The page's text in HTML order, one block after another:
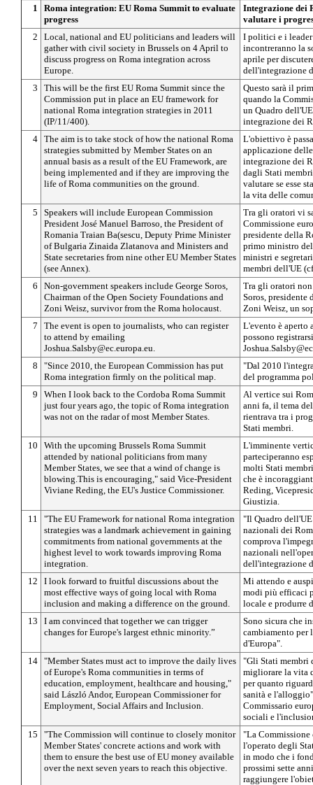
1
Roma integration: EU Roma Summit to evaluate
progress
Integrazione dei
valutare i
2
Local, national and EU politicians and leaders will
gather with civil society in Brussels on 4 April to
discuss progress on Roma integration across
Europe.
I politici e i
incontreranno la
aprile per
dell'integrazione
3
This will be the first EU Roma Summit since the
Commission put in place an EU framework for
national Roma integration strategies in 2011
(IP/11/400).
Questo sarà il
quando la
un Quadro
integrazione dei
4 The aim is to take stock of how the national Roma
strategies submitted by Member States on an
annual basis as a result of the EU Framework, are
being implemented and if they are improving the
life of Roma communities on the ground.
L'obiettivo è
applicazione
integrazione dei
dagli Stati
valutare se esse
la vita delle
5
Speakers will include European Commission
President José Manuel Barroso, the President of
Romania Traian Ba(sescu, Deputy Prime Minister
of Bulgaria Zinaida Zlatanova and Ministers and
State secretaries from nine other EU Member States
(see Annex).
Tra gli oratori vi
Commissione
presidente della
primo ministro
ministri e
membri dell'UE
6
Non-government speakers include George Soros,
Chairman of the Open Society Foundations and
Zoni Weisz, survivor from the Roma holocaust.
Tra gli oratori
Soros, presidente
Zoni Weisz, un
7
The event is open to journalists, who can register
to attend by emailing
Joshua.Salsby@ec.europa.eu.
L'evento è aperto
possono
8
"Since 2010, the European Commission has put
Roma integration firmly on the political map.
"Dal 2010
del programma
9
When I look back to the Cordoba Roma Summit
just four years ago, the topic of Roma integration
was not on the radar of most Member States.
Al vertice sui
anni fa, il tema
rientrava tra i
Stati membri.
10
With the upcoming Brussels Roma Summit
attended by national politicians from many
Member States, we see that a wind of change is
blowing.This is encouraging," said Vice-President
Viviane Reding, the EU's Justice Commissioner.
L'imminente
parteciperanno
molti Stati
che è
Reding,
Giustizia.
11
"The EU Framework for national Roma integration
strategies was a landmark achievement in gaining
commitments from national governments at the
highest level to work towards improving Roma
integration.
"Il Quadro
nazionali dei
comprova
nazionali
dell'integrazione
12
I look forward to fruitful discussions about the
most effective ways of going local with Roma
inclusion and making a difference on the ground.
Mi attendo e
modi più efficaci
locale e produrre
13
I am convinced that together we can trigger
changes for Europe's largest ethnic minority.”
Sono sicura che
cambiamento per
d'Europa".
14 "Member States must act to improve the daily lives
of Europe's Roma communities in terms of
education, employment, healthcare and housing,"
said László Andor, European Commissioner for
Employment, Social Affairs and Inclusion.
"Gli Stati membri
migliorare la vita
per quanto
sanità e
Commissario
sociali e
15
"The Commission will continue to closely monitor
Member States' concrete actions and work with
them to ensure the best use of EU money available
over the next seven years to reach this objective.
"La
l'operato degli
in modo che i
prossimi sette
raggiungere